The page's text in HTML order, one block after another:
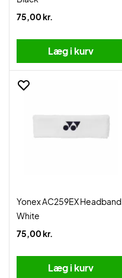
75,00 kr.
Læg i kurv
Yonex AC259EX Headband
White
75,00 kr.
Læg i kurv